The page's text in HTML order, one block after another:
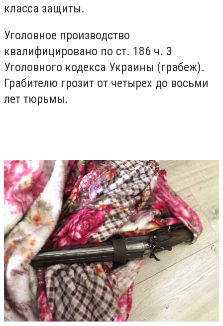
класса защиты.
Уголовное производство
квалифицировано по ст. 186 ч. 3
Уголовного кодекса Украины (грабеж).
Грабителю грозит от четырех до восьми
лет тюрьмы.